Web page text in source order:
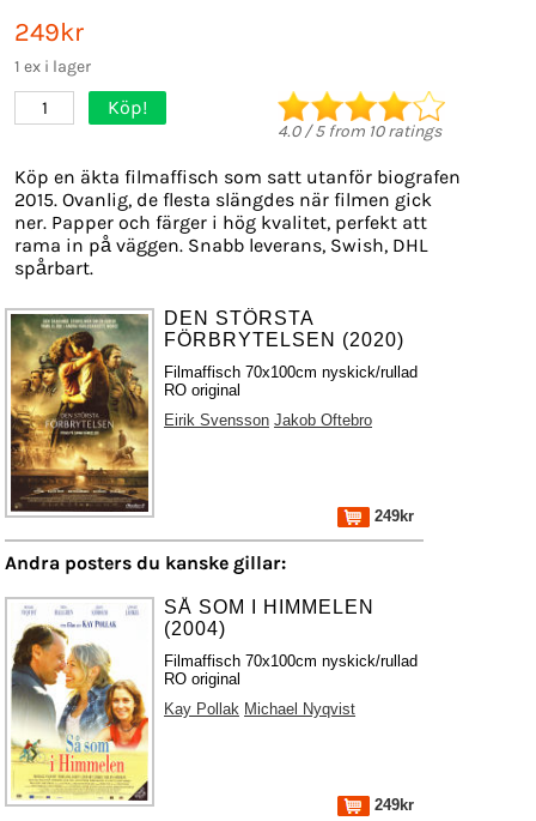
249kr
1 ex i lager
1 Köp!
4.0/5from 10ratings
Köp en äkta filmaffisch som satt utanför biografen
2015. Ovanlig, de flesta slängdes när filmen gick
ner. Papper och färger i hög kvalitet, perfekt att
rama in på väggen. Snabb leverans, Swish, DHL
spårbart.
DEN STÖRSTA
FÖRBRYTELSEN (2020)
Filmaffisch 70x100cm nyskick/rullad
RO original
Eirik Svensson Jakob Oftebro
249kr
Andra posters du kanske gillar:
SÅ SOM I HIMMELEN
(2004)
Filmaffisch 70x100cm nyskick/rullad
RO original
Kay Pollak Michael Nyqvist
249kr